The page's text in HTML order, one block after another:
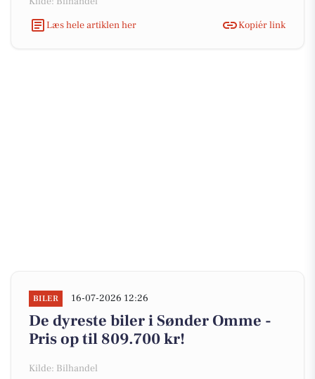
Læs hele artiklen her
Kopiér link
BILER 16-07-2026 12:26
De dyreste biler i Sønder Omme -
Pris op til 809.700 kr!
Kilde: Bilhandel